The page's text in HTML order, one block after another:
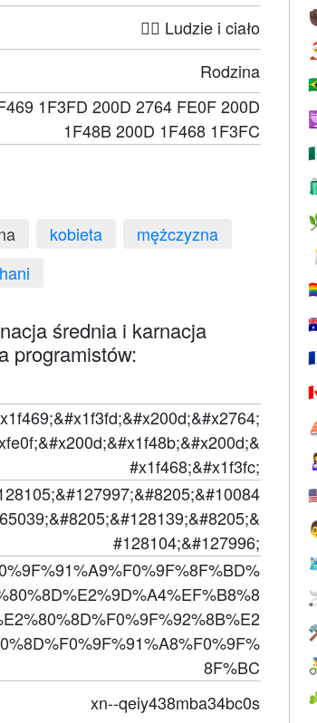
🤦‍♀️ Ludzie i ciało
Rodzina
1F3FD 200D 2764 FE0F 200D
1F48B 200D 1F468 1F3FC
kobieta
mężczyzna
średnia i karnacja
programistów:
#x1f468;&#x1f3fc;
#128104;&#127996;
8F%BC
xn--qeiy438mba34bc0s